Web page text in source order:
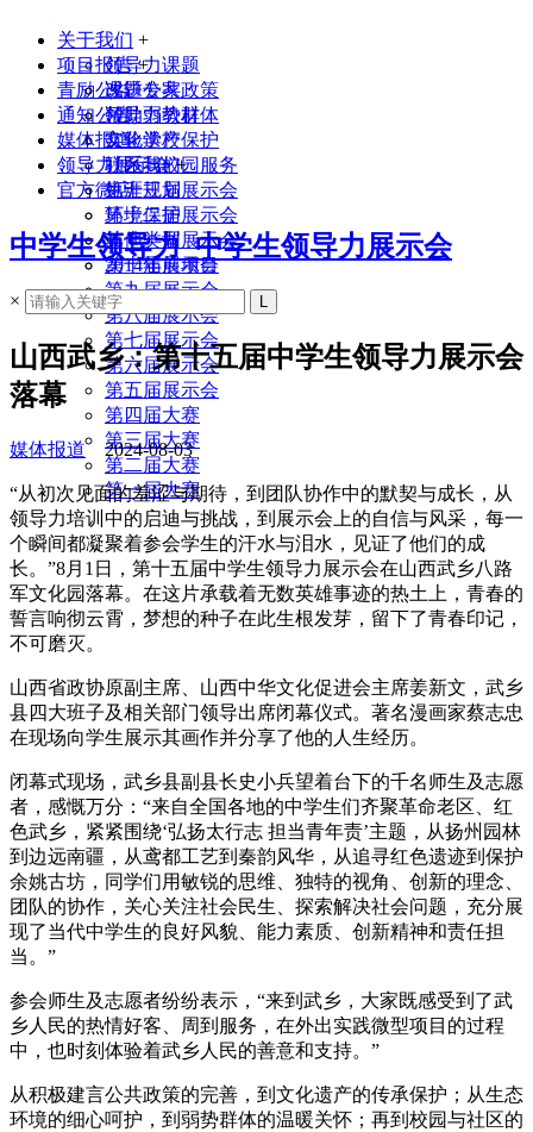
关于我们 +
领导力课题
课题专家
领导力教材
实验学校
联系我们
项目报告 +
改进公共政策
帮助弱势群体
文化遗产保护
社区与校园服务
生涯规划
环境保护
其他类型
2014年前项目
青励公益
通知公告
媒体报道
领导力展示会 +
第十三届展示会
第十二届展示会
第十一届展示会
第十届展示会
第九届展示会
第八届展示会
第七届展示会
第六届展示会
第五届展示会
第四届大赛
第三届大赛
第二届大赛
第一届大赛
官方微店
中学生领导力_中学生领导力展示会
×
山西武乡：第十五届中学生领导力展示会
落幕
媒体报道2024-08-03
“从初次见面的羞涩与期待，到团队协作中的默契与成长，从
领导力培训中的启迪与挑战，到展示会上的自信与风采，每一
个瞬间都凝聚着参会学生的汗水与泪水，见证了他们的成
长。”8月1日，第十五届中学生领导力展示会在山西武乡八路
军文化园落幕。在这片承载着无数英雄事迹的热土上，青春的
誓言响彻云霄，梦想的种子在此生根发芽，留下了青春印记，
不可磨灭。
山西省政协原副主席、山西中华文化促进会主席姜新文，武乡
县四大班子及相关部门领导出席闭幕仪式。著名漫画家蔡志忠
在现场向学生展示其画作并分享了他的人生经历。
闭幕式现场，武乡县副县长史小兵望着台下的千名师生及志愿
者，感慨万分：“来自全国各地的中学生们齐聚革命老区、红
色武乡，紧紧围绕‘弘扬太行志 担当青年责’主题，从扬州园林
到边远南疆，从鸢都工艺到秦韵风华，从追寻红色遗迹到保护
余姚古坊，同学们用敏锐的思维、独特的视角、创新的理念、
团队的协作，关心关注社会民生、探索解决社会问题，充分展
现了当代中学生的良好风貌、能力素质、创新精神和责任担
当。”
参会师生及志愿者纷纷表示，“来到武乡，大家既感受到了武
乡人民的热情好客、周到服务，在外出实践微型项目的过程
中，也时刻体验着武乡人民的善意和支持。”
从积极建言公共政策的完善，到文化遗产的传承保护；从生态
环境的细心呵护，到弱势群体的温暖关怀；再到校园与社区的